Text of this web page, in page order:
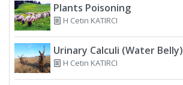
Plants Poisoning
H Cetin KATIRCI
Urinary Calculi (Water Belly)
H Cetin KATIRCI